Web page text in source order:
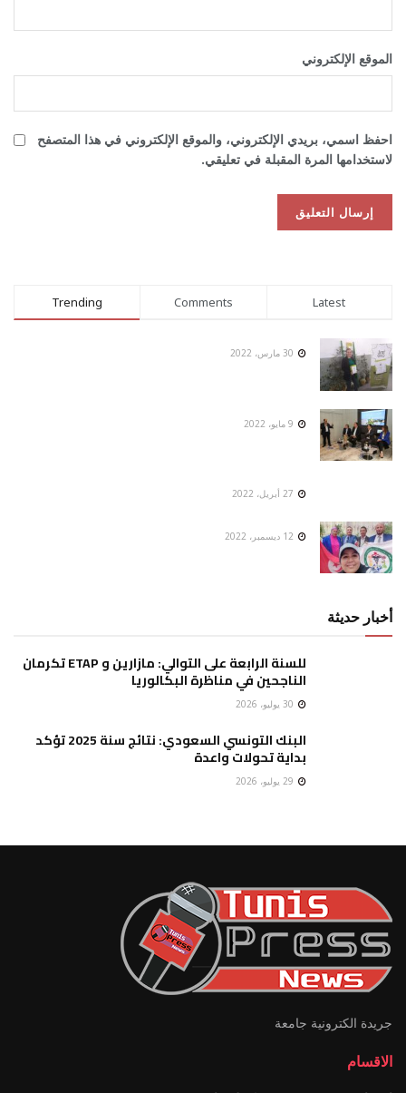
الموقع الإلكتروني
احفظ اسمي، بريدي الإلكتروني، والموقع الإلكتروني في هذا المتصفح
لاستخدامها المرة المقبلة في تعليقي.
Trending Comments Latest
30 مارس، 2022
9 مايو، 2022
27 أبريل، 2022
12 ديسمبر، 2022
أخبار حديثة
للسنة الرابعة على التوالي: مازارين و ETAP تكرمان
الناجحين في مناظرة البكالوريا
30 يوليو، 2026
البنك التونسي السعودي: نتائج سنة 2025 تؤكد
بداية تحولات واعدة
29 يوليو، 2026
جريدة الكترونية جامعة
الاقسام